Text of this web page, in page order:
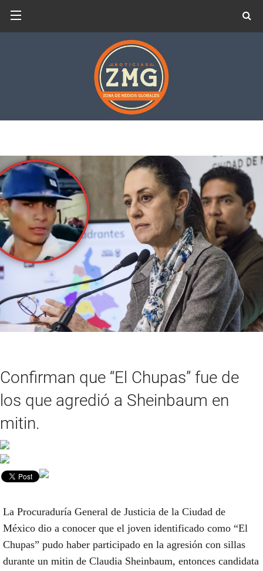
Confirman que “El Chupas” fue de
los que agredió a Sheinbaum en
mitin.
La Procuraduría General de Justicia de la Ciudad de
México dio a conocer que el joven identificado como “El
Chupas” pudo haber participado en la agresión con sillas
durante un mitin de Claudia Sheinbaum, entonces candidata